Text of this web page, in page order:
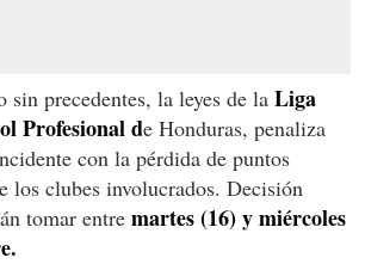
sin precedentes, la leyes de la Liga
Profesional de Honduras, penaliza
con la pérdida de puntos
los clubes involucrados. Decisión
tomar entre martes (16) y miércoles